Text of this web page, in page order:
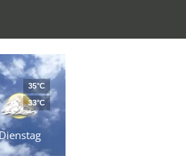
Dienstag
35°C
33°C